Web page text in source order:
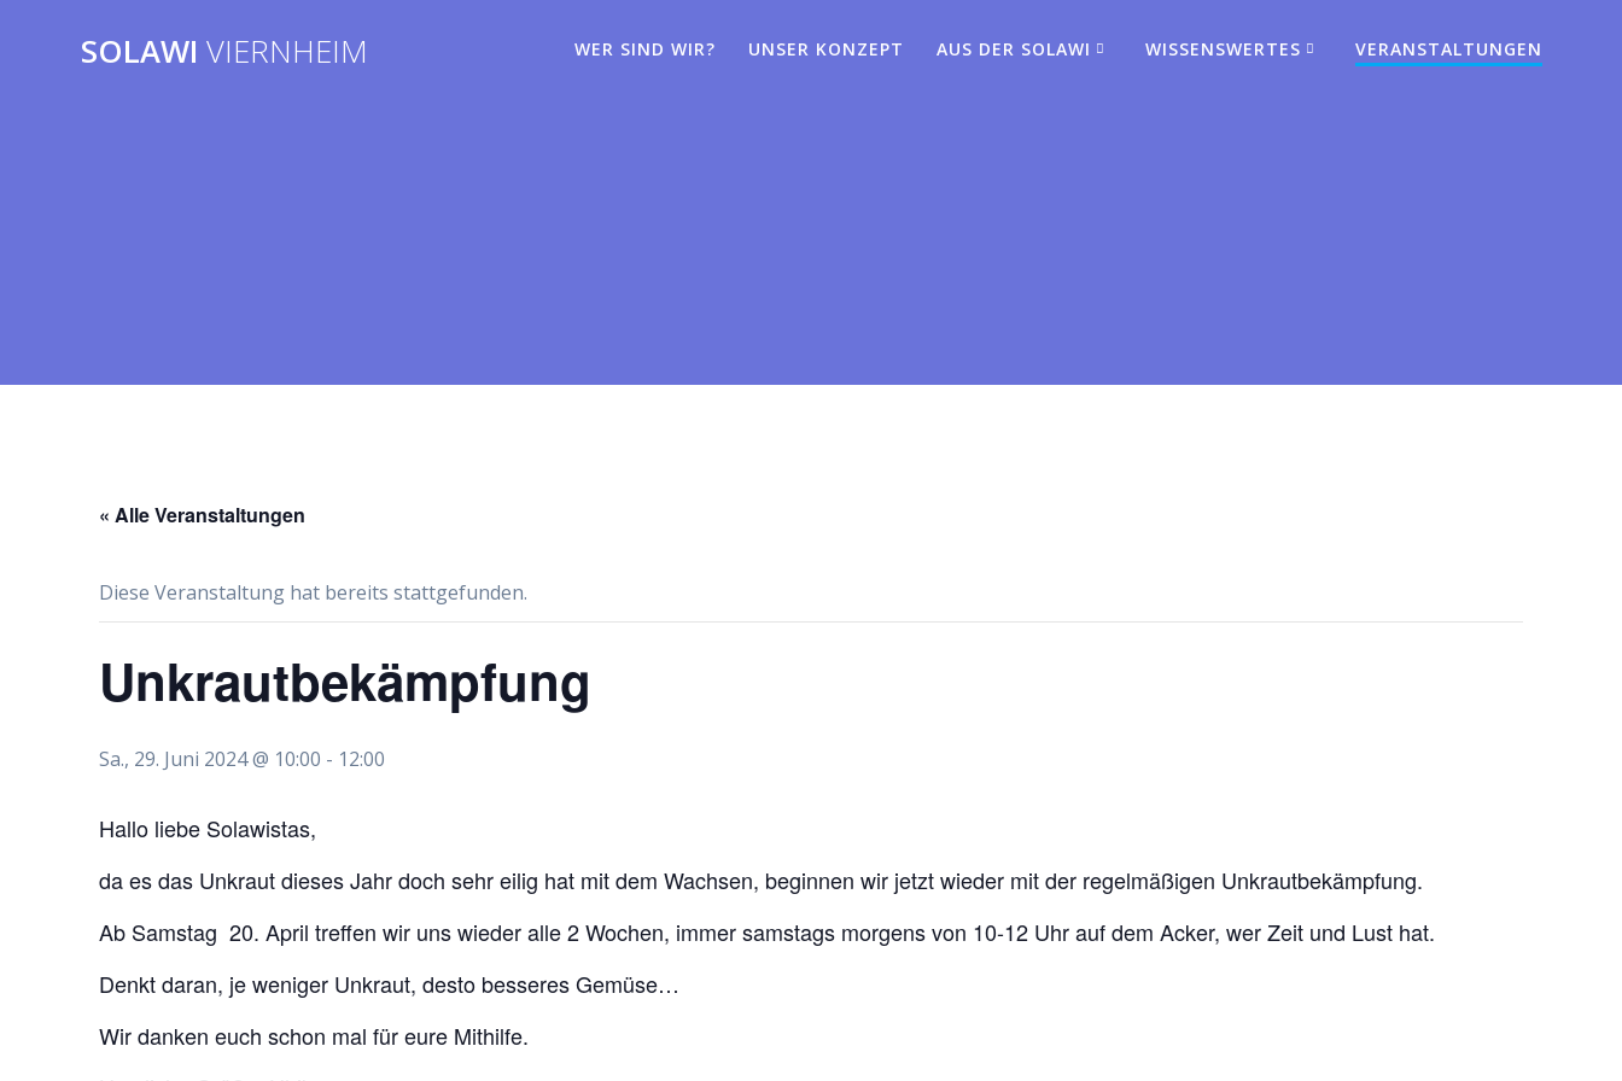
SOLAWI VIERNHEIM WER SIND WIR? UNSER KONZEPT AUS DER SOLAWI WISSENSWERTES VERANSTALTUNGEN
« Alle Veranstaltungen
Diese Veranstaltung hat bereits stattgefunden.
Unkrautbekämpfung
Sa., 29. Juni 2024 @ 10:00 - 12:00
Hallo liebe Solawistas,
da es das Unkraut dieses Jahr doch sehr eilig hat mit dem Wachsen, beginnen wir jetzt wieder mit der regelmäßigen Unkrautbekämpfung.
Ab Samstag 20. April treffen wir uns wieder alle 2 Wochen, immer samstags morgens von 10-12 Uhr auf dem Acker, wer Zeit und Lust hat.
Denkt daran, je weniger Unkraut, desto besseres Gemüse…
Wir danken euch schon mal für eure Mithilfe.